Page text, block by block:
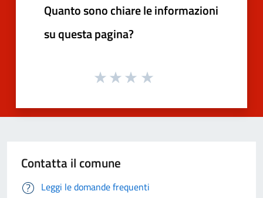
Quanto sono chiare le informazioni
su questa pagina?
Contatta il comune
Leggi le domande frequenti